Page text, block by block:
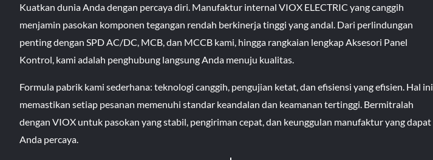
Kuatkan dunia Anda dengan percaya diri. Manufaktur internal VIOX ELECTRIC yang canggih
menjamin pasokan komponen tegangan rendah berkinerja tinggi yang andal. Dari perlindungan
penting dengan SPD AC/DC, MCB, dan MCCB kami, hingga rangkaian lengkap Aksesori Panel
Kontrol, kami adalah penghubung langsung Anda menuju kualitas.
Formula pabrik kami sederhana: teknologi canggih, pengujian ketat, dan efisiensi yang efisien. Hal ini
memastikan setiap pesanan memenuhi standar keandalan dan keamanan tertinggi. Bermitralah
dengan VIOX untuk pasokan yang stabil, pengiriman cepat, dan keunggulan manufaktur yang dapat
Anda percaya.